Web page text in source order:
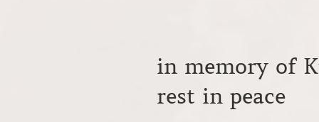
in memory of
rest in peace